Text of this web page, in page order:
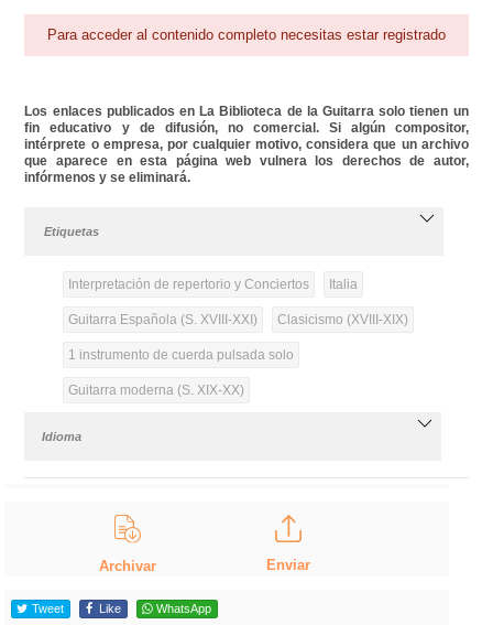
Para acceder al contenido completo necesitas estar registrado
Los enlaces publicados en La Biblioteca de la Guitarra solo tienen un
fin educativo y de difusión, no comercial. Si algún compositor,
intérprete o empresa, por cualquier motivo, considera que un archivo
que aparece en esta página web vulnera los derechos de autor,
infórmenos y se eliminará.
Etiquetas
Interpretación de repertorio y Conciertos Italia
Guitarra Española (S. XVIII-XXI) Clasicismo (XVIII-XIX)
1 instrumento de cuerda pulsada solo
Guitarra moderna (S. XIX-XX)
Idioma
Archivar Enviar
Tweet Like WhatsApp